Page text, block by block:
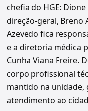
chefia do HGE:
direção-geral, Breno
Azevedo fica
e a diretoria médica
Cunha Viana Freire.
corpo profissional
mantido na unidade,
atendimento ao